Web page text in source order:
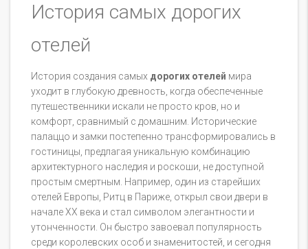
История самых дорогих
отелей
История создания самых дорогих отелей мира
уходит в глубокую древность, когда обеспеченные
путешественники искали не просто кров, но и
комфорт, сравнимый с домашним. Исторические
палаццо и замки постепенно трансформировались в
гостиницы, предлагая уникальную комбинацию
архитектурного наследия и роскоши, не доступной
простым смертным. Например, один из старейших
отелей Европы, Ритц в Париже, открыл свои двери в
начале XX века и стал символом элегантности и
утонченности. Он быстро завоевал популярность
среди королевских особ и знаменитостей, и сегодня